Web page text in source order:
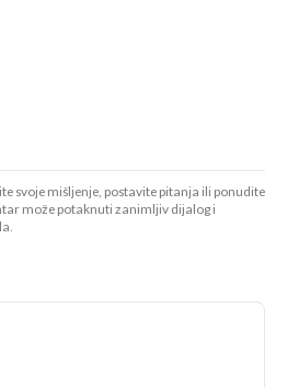
svoje mišljenje, postavite pitanja ili ponudite
može potaknuti zanimljiv dijalog i